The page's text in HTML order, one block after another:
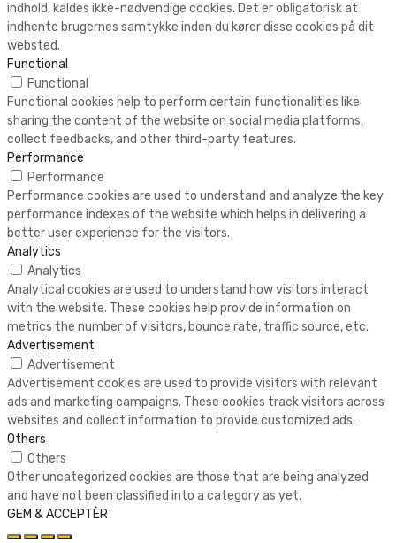
indhold, kaldes ikke-nødvendige cookies. Det er obligatorisk at
indhente brugernes samtykke inden du kører disse cookies på dit
websted.
Functional
Functional
Functional cookies help to perform certain functionalities like
sharing the content of the website on social media platforms,
collect feedbacks, and other third-party features.
Performance
Performance
Performance cookies are used to understand and analyze the key
performance indexes of the website which helps in delivering a
better user experience for the visitors.
Analytics
Analytics
Analytical cookies are used to understand how visitors interact
with the website. These cookies help provide information on
metrics the number of visitors, bounce rate, traffic source, etc.
Advertisement
Advertisement
Advertisement cookies are used to provide visitors with relevant
ads and marketing campaigns. These cookies track visitors across
websites and collect information to provide customized ads.
Others
Others
Other uncategorized cookies are those that are being analyzed
and have not been classified into a category as yet.
GEM & ACCEPTÈR